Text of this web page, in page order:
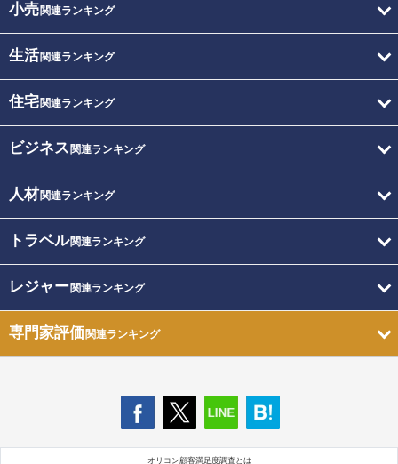
小売関連ランキング
生活関連ランキング
住宅関連ランキング
ビジネス 関連ランキング
人材関連ランキング
トラベル関連ランキング
レジャー関連ランキング
専門家評価関連ランキング
オリコン顧客満足度調査とは